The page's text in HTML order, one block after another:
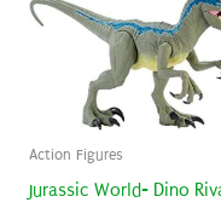
Action Figures
Jurassic World- Dino